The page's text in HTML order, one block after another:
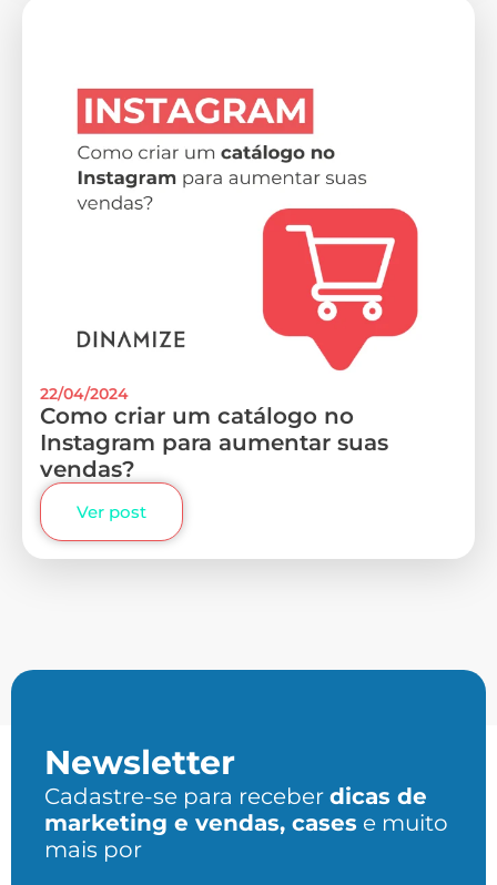
22/04/2024
Como criar um catálogo no
Instagram para aumentar suas
vendas?
Ver post
Newsletter
Cadastre-se para receber dicas de
marketing e vendas, cases e muito
mais por